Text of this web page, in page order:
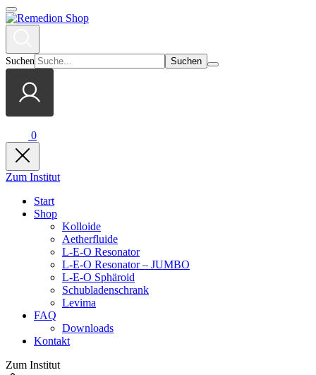
Suchen
0
Zum Institut
Start
Shop
Kolloide
Aetherfluide
L-E-O Resonator
L-E-O Resonator – JUMBO
L-E-O Sphäroid
Schubladenschrank
Levima
FAQ
Downloads
Kontakt
Zum Institut